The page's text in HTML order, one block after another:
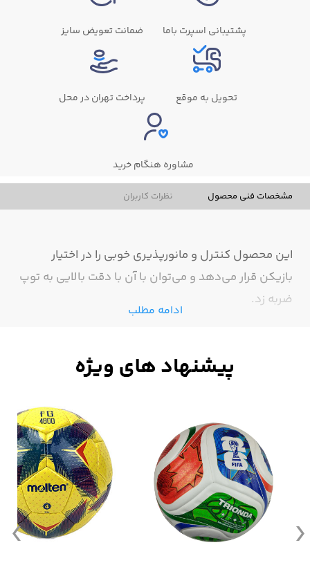
پشتیبانی اسپرت باما ضمانت تعویض سایز
تحویل به موقع پرداخت تهران در محل
مشاوره هنگام خرید
مشخصات فنی محصول نظرات کاربران
این محصول کنترل و مانورپذیری خوبی را در اختیار
بازیکن قرار می‌دهد و می‌توان با آن با دقت بالایی به توپ
ضربه زد.
ادامه مطلب